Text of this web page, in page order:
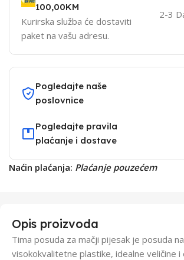
100,00KM
Kurirska služba će dostaviti
paket na vašu adresu.
2-3
Pogledajte naše
poslovnice
Pogledajte pravila
plaćanje i dostave
Naćin plaćanja: Plaćanje pouzećem
Opis proizvoda
Tima posuda za mačji pijesak je posuda
visokokvalitetne plastike, idealne veličine i